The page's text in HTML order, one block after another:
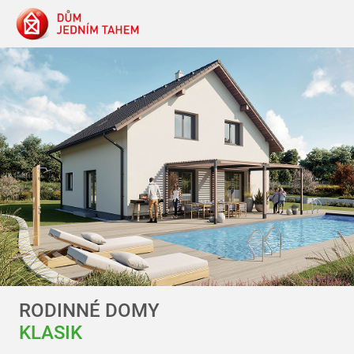
RODINNÉ DOMY
KLASIK